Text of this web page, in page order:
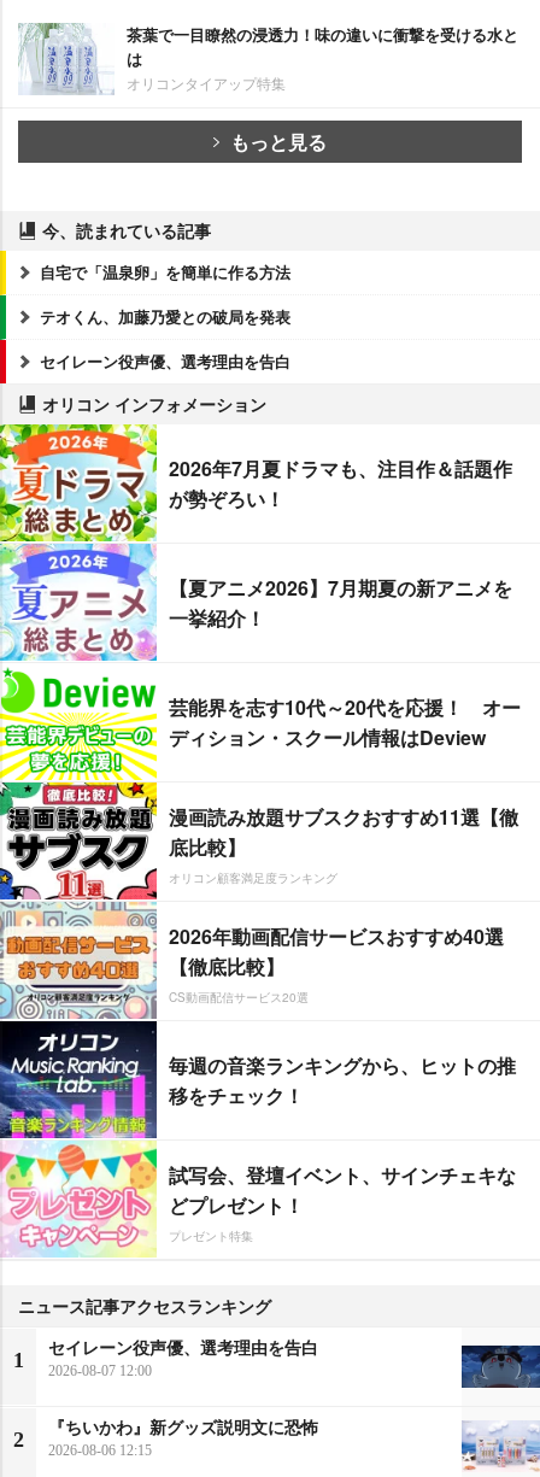
茶葉で一目瞭然の浸透力！味の違いに衝撃を受ける水と
は
オリコンタイアップ特集
もっと見る
今、読まれている記事
自宅で「温泉卵」を簡単に作る方法
テオくん、加藤乃愛との破局を発表
セイレーン役声優、選考理由を告白
オリコン インフォメーション
2026年7月夏ドラマも、注目作＆話題作
が勢ぞろい！
【夏アニメ2026】7月期夏の新アニメを
一挙紹介！
芸能界を志す10代～20代を応援！ オー
ディション・スクール情報はDeview
漫画読み放題サブスクおすすめ11選【徹
底比較】
オリコン顧客満足度ランキング
2026年動画配信サービスおすすめ40選
【徹底比較】
CS動画配信サービス20選
毎週の音楽ランキングから、ヒットの推
移をチェック！
試写会、登壇イベント、サインチェキな
どプレゼント！
プレゼント特集
ニュース記事アクセスランキング
1
セイレーン役声優、選考理由を告白
2026-08-07 12:00
2
『ちいかわ』新グッズ説明文に恐怖
2026-08-06 12:15